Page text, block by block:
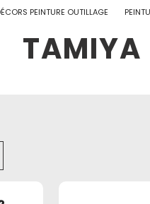
PEINTURE OUTILLAGE
TAMIYA